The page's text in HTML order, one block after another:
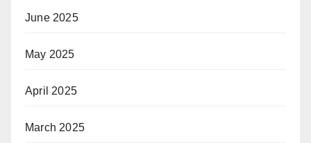
June 2025
May 2025
April 2025
March 2025